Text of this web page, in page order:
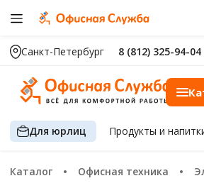
Санкт-Петербург 8 (812) 325-94-04
Для юрлиц Продуктыи
Каталог Офисная техника